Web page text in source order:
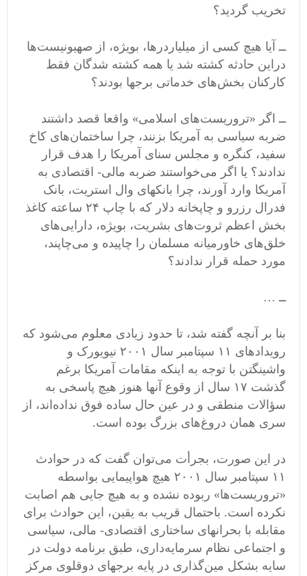
تخریب گردید؟
ــ آیا هیچ کسی از میلیاردرها، بویژه، از صهیونیست‌ها
دراین حادثه کشته شد یا همه کشته شدگان فقط
کارکنان بخش‌های خدماتی برجها بودند؟
ــ اگر «تروریست‌های اسلامی» واقعا قصد داشتند
ضربه سیاسی به آمریکا بزنند، چرا ساختمان‌های کاخ
سفید، کنگره و مجلس سنای آمریکا را هدف قرار
ندادند؟ یا اگر می‌خواستند ضربه مالی- اقتصادی به
آمریکا وارد آورند، چرا بانکهای وال استریت، بانک
فدرال رزرو و چاپخانه دلار که با چاپ ۲۴ ساعته کاغذ
بخش اعظم ثروت‌های بشریت، بویژه، دارایی‌های
خلق‌های خاورمیانه مسلمان را چاپیده و می‌چاپند،
مورد حمله قرار ندادند؟
ــ …
بنا بر آنچه گفته شد، تا حدود زیادی معلوم می‌شود که
رویدادهای ١١ سپتامبر سال ۲٠٠١ نیویورک و
واشینگتن با توجه به اینکه مقامات آمریکا برغم
گذشت ١۷ سال از وقوع آنها هنوز هیچ پاسخی به
سؤالات منطقی و در عین حال ساده فوق نداده‌اند، از
سری همان دروغ‌های بزرگ بوده است.
در این صورت، بجرأت می‌توان گفت که در حوادث
١١ سپتامبر سال ۲٠٠١ هیچ هواپیمایی بواسطه
«تروریست‌ها» ربوده نشده و به هیچ جایی هم اصابت
نکرده است. باحتمال قریب به یقین، این حوادث برای
مقابله با بحرانهای ساختاری اقتصادی- مالی، سیاسی
و اجتماعی نظام سرمایه‌داری، طبق برنامه دولت در
سایه بشکل مین‌گذاری در پایه برجهای دوقلوی مرکز